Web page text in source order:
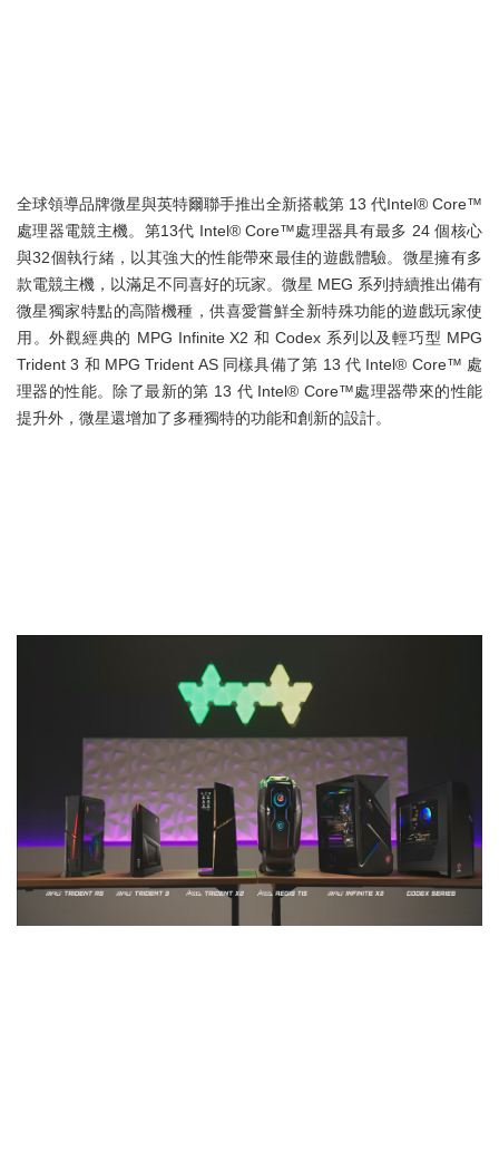
全球領導品牌微星與英特爾聯手推出全新搭載第 13 代Intel® Core™
處理器電競主機。第13代 Intel® Core™處理器具有最多 24 個核心
與32個執行緒，以其強大的性能帶來最佳的遊戲體驗。微星擁有多
款電競主機，以滿足不同喜好的玩家。微星 MEG 系列持續推出備有
微星獨家特點的高階機種，供喜愛嘗鮮全新特殊功能的遊戲玩家使
用。外觀經典的 MPG Infinite X2 和 Codex 系列以及輕巧型 MPG
Trident 3 和 MPG Trident AS 同樣具備了第 13 代 Intel® Core™ 處
理器的性能。除了最新的第 13 代 Intel® Core™處理器帶來的性能
提升外，微星還增加了多種獨特的功能和創新的設計。